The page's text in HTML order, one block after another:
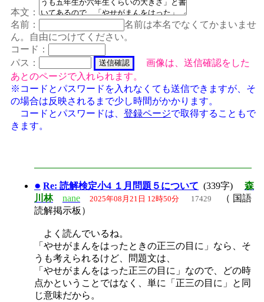
本文：
名前：
名前は本名でなくてかまいませ
ん。自由につけてください。
コード：
パス：
画像は、送信確認をした
あとのページで入れられます。
※コードとパスワードを入れなくても送信できますが、そ
の場合は反映されるまで少し時間がかかります。
コードとパスワードは、 登録ページで取得することもで
きます。
● Re: 読解検定小4 １月問題５について (339字) 森
川林
nane 2025年08月21日 12時50分 17429
（ 国語
読解掲示板）
よく読んでいるね。
「やせがまんをはったときの正三の目に」なら、そ
うも考えられるけど、問題文は、
「やせがまんをはった正三の目に」なので、どの時
点かということではなく、単に「正三の目に」と同
じ意味だから。